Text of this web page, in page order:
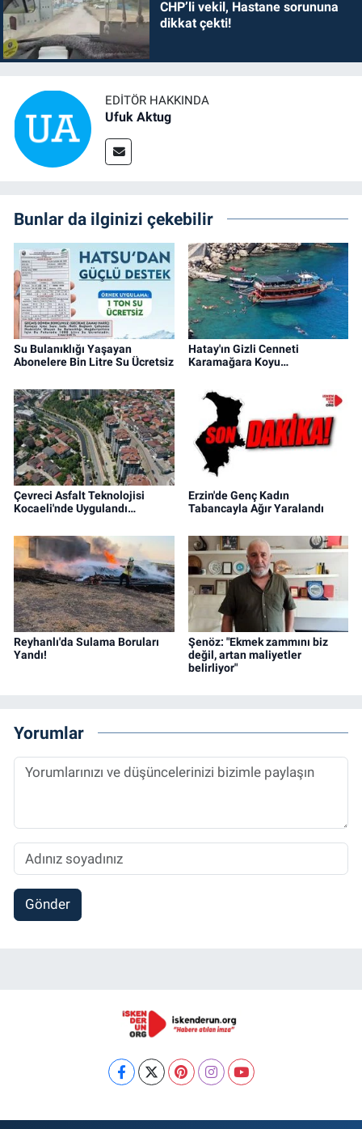
CHP’li vekil, Hastane sorununa
dikkat çekti!
EDITÖR HAKKINDA
Ufuk Aktug
Bunlar da ilginizi çekebilir
Su Bulanıklığı Yaşayan
Abonelere Bin Litre Su Ücretsiz
Hatay'ın Gizli Cenneti
Karamağara Koyu…
Çevreci Asfalt Teknolojisi
Kocaeli'nde Uygulandı…
Erzin'de Genç Kadın
Tabancayla Ağır Yaralandı
Reyhanlı'da Sulama Boruları
Yandı!
Şenöz: "Ekmek zammını biz
değil, artan maliyetler
belirliyor"
Yorumlar
Gönder